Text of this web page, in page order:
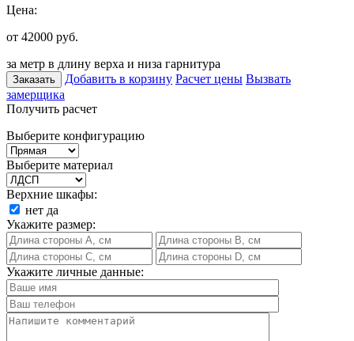
Цена:
от 42000 руб.
за метр в длину верха и низа гарнитура
Заказать Добавить в корзину Расчет цены Вызвать
замерщика
Получить расчет
Выберите конфигурацию
Выберите материал
Верхние шкафы:
нет да
Укажите размер:
Укажите личные данные: